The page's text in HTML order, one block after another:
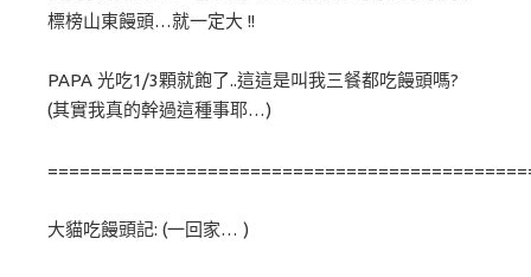
標榜山東饅頭…就一定大 !!
PAPA 光吃1/3顆就飽了..這這是叫我三餐都吃饅頭嗎?
(其實我真的幹過這種事耶…)
大貓吃饅頭記: (一回家… )